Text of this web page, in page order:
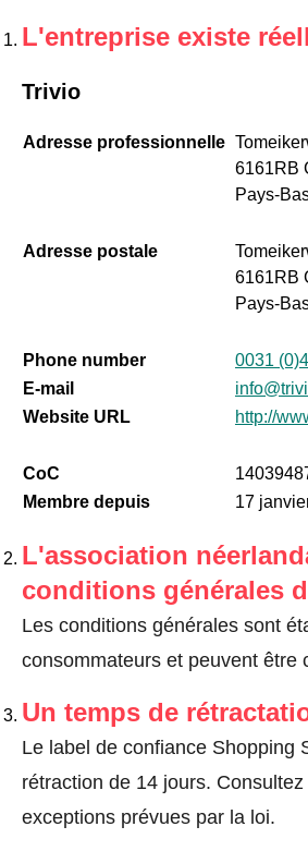
L'entreprise existe
Trivio
Adresse professionnelle
6161RB
Pays-
Adresse postale
6161RB
Pays-
Phone number
0031
E-mail
Website URL
http://
CoC
Membre depuis
17
L'association
conditions générales
Les conditions générales sont
consommateurs et peuvent être
Un temps de
Le label de confiance Shopping
rétraction de 14 jours.
exceptions prévues par la loi.